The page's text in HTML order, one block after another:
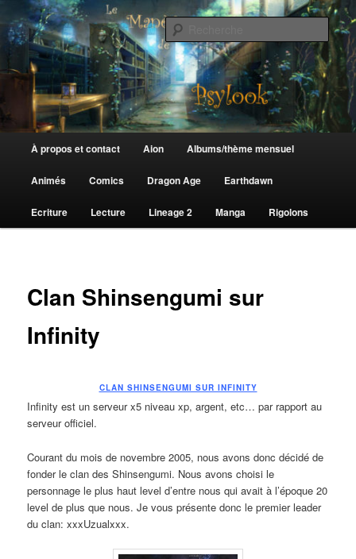
au
contenu
principalLe Manège de Psylook
principal
À propos et contact Aion Albums/thème mensuel
Animés Comics Dragon Age Earthdawn
Ecriture Lecture Lineage 2 Manga Rigolons
Clan Shinsengumi sur
Infinity
CLAN SHINSENGUMI SUR INFINITY
Infinity est un serveur x5 niveau xp, argent, etc… par rapport au
serveur officiel.
Courant du mois de novembre 2005, nous avons donc décidé de
fonder le clan des Shinsengumi. Nous avons choisi le
personnage le plus haut level d’entre nous qui avait à l’époque 20
level de plus que nous. Je vous présente donc le premier leader
du clan: xxxUzualxxx.